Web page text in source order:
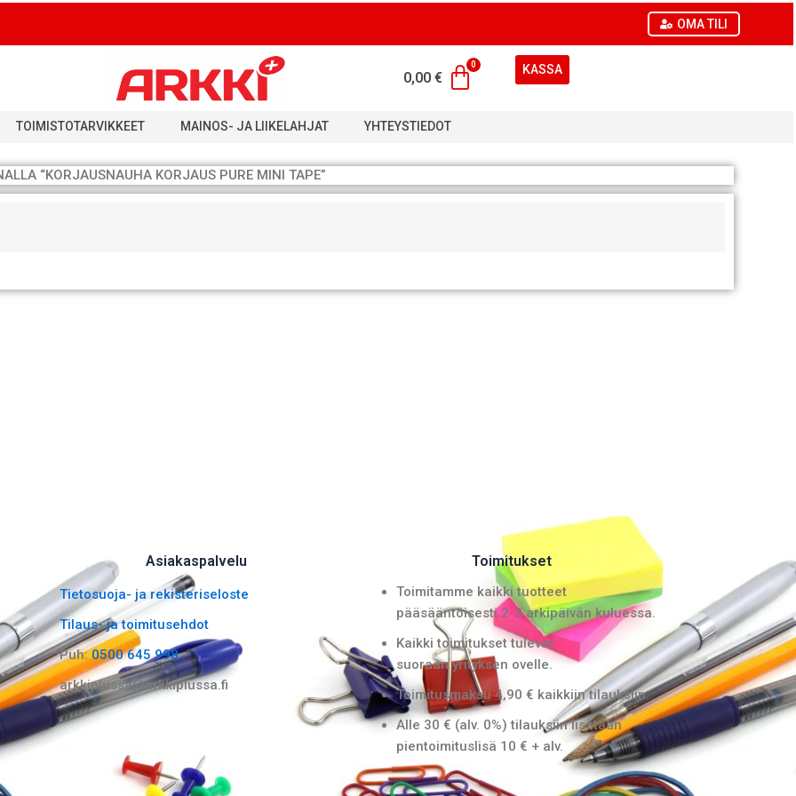
OMA TILI
0,00 €
KASSA
TOIMISTOTARVIKKEET MAINOS- JA LIIKELAHJAT YHTEYSTIEDOT
“KORJAUSNAUHA KORJAUS PURE MINI TAPE”
Asiakaspalvelu
Tietosuoja- ja rekisteriseloste
Tilaus- ja toimitusehdot
Puh:0500 645 998
arkkiplussa@arkkiplussa.fi
Toimitukset
Toimitamme kaikki tuotteet
pääsääntöisesti 2-3 arkipäivän kuluessa.
Kaikki toimitukset tulevat
suoraan yrityksen ovelle.
Toimitusmaksu 4,90 € kaikkiin tilauksiin.
Alle 30 € (alv. 0%) tilauksiin lisätään
pientoimituslisä 10 € + alv.